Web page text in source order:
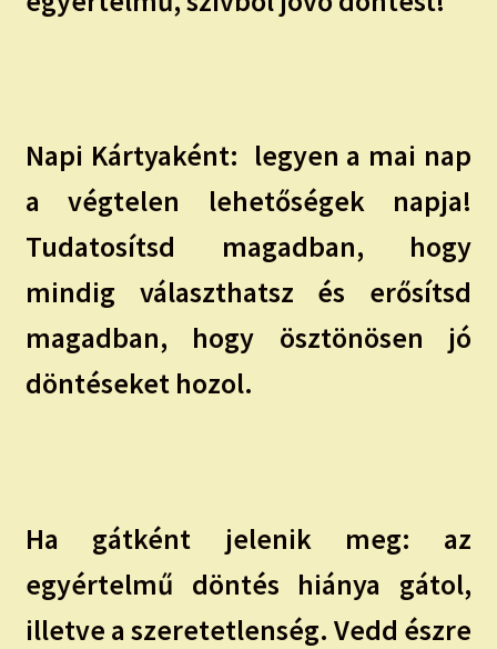
Napi Kártyaként: legyen a mai nap
a végtelen lehetőségek napja!
Tudatosítsd magadban, hogy
mindig választhatsz és erősítsd
magadban, hogy ösztönösen jó
döntéseket hozol.
Ha gátként jelenik meg: az
egyértelmű döntés hiánya gátol,
illetve a szeretetlenség. Vedd észre